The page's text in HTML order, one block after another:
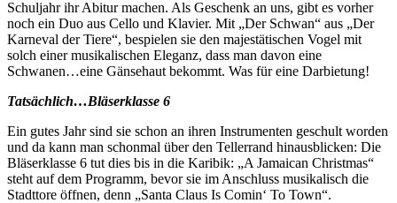
Schuljahr ihr Abitur machen. Als Geschenk an uns, gibt es vorher
noch ein Duo aus Cello und Klavier. Mit „Der Schwan“ aus „Der
Karneval der Tiere“, bespielen sie den majestätischen Vogel mit
solch einer musikalischen Eleganz, dass man davon eine
Schwanen…eine Gänsehaut bekommt. Was für eine Darbietung!
Tatsächlich…Bläserklasse 6
Ein gutes Jahr sind sie schon an ihren Instrumenten geschult worden
und da kann man schonmal über den Tellerrand hinausblicken: Die
Bläserklasse 6 tut dies bis in die Karibik: „A Jamaican Christmas“
steht auf dem Programm, bevor sie im Anschluss musikalisch die
Stadttore öffnen, denn „Santa Claus Is Comin‘ To Town“.